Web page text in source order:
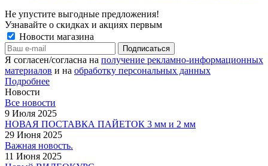
Не упустите выгодные предложения!
Узнавайте о скидках и акциях первым
Новости магазина
Я согласен/согласна на получение рекламно-информационных
материалов и на обработку персональных данных
Подробнее
Новости
Все новости
9 Июля 2025
НОВАЯ ПОСТАВКА ПАЙЕТОК 3 мм и 2 мм
29 Июня 2025
Важная новость.
11 Июня 2025